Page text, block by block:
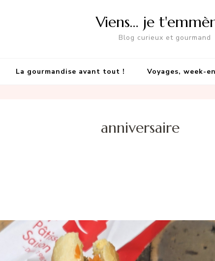
Viens… je
Blog curieux et gourmand
La gourmandise avant tout ! Voyages, week-
anniversaire